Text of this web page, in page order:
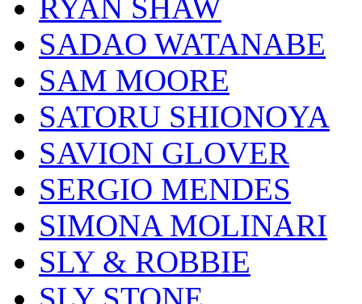
RYAN SHAW
SADAO WATANABE
SAM MOORE
SATORU SHIONOYA
SAVION GLOVER
SERGIO MENDES
SIMONA MOLINARI
SLY & ROBBIE